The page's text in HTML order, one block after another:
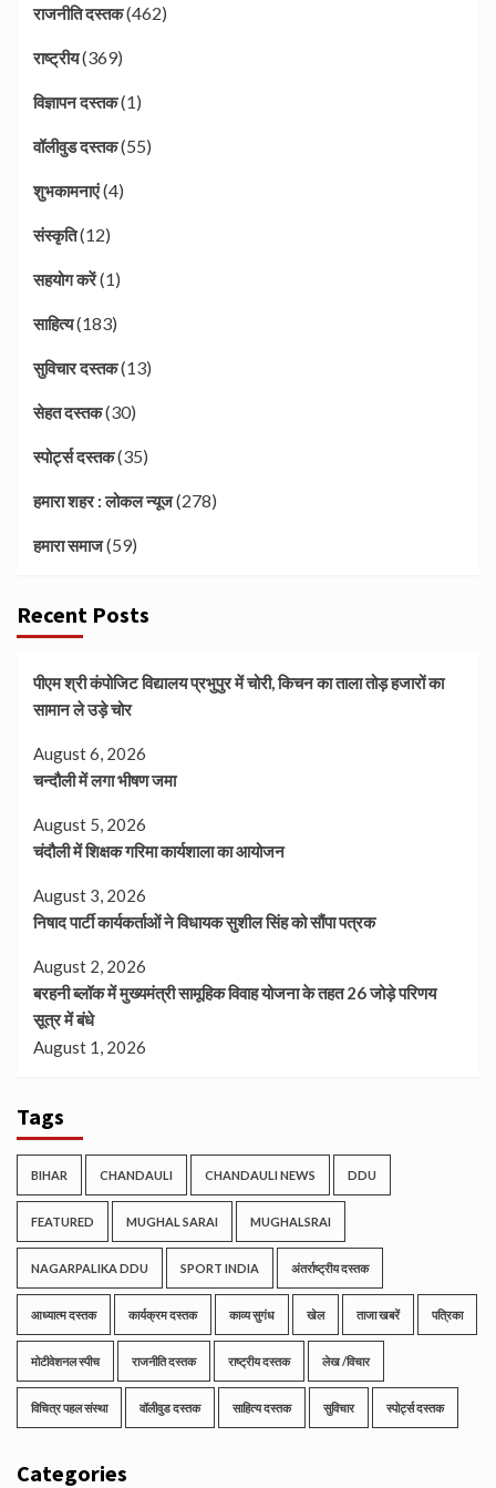
राजनीति दस्तक(462)
राष्ट्रीय(369)
विज्ञापन दस्तक(1)
वॉलीवुड दस्तक(55)
शुभकामनाएं(4)
संस्कृति(12)
सहयोग करें(1)
साहित्य(183)
सुविचार दस्तक(13)
सेहत दस्तक(30)
स्पोर्ट्स दस्तक(35)
हमारा शहर : लोकल न्यूज(278)
हमारा समाज(59)
Recent Posts
पीएम श्री कंपोजिट विद्यालय प्रभुपुर में चोरी, किचन का ताला तोड़ हजारों का
सामान ले उड़े चोर
August 6, 2026
चन्दौली में लगा भीषण जमा
August 5, 2026
चंदौली में शिक्षक गरिमा कार्यशाला का आयोजन
August 3, 2026
निषाद पार्टी कार्यकर्ताओं ने विधायक सुशील सिंह को सौंपा पत्रक
August 2, 2026
बरहनी ब्लॉक में मुख्यमंत्री सामूहिक विवाह योजना के तहत 26 जोड़े परिणय
सूत्र में बंधे
August 1, 2026
Tags
BIHAR CHANDAULI CHANDAULI NEWS DDU
FEATURED MUGHAL SARAI MUGHALSRAI
NAGARPALIKA DDU SPORT INDIA अंतर्राष्ट्रीय दस्तक
आध्यात्म दस्तक कार्यक्रम दस्तक काव्य सुगंध खेल ताजा खबरें पत्रिका
मोटीवेशनल स्पीच राजनीति दस्तक राष्ट्रीय दस्तक लेख /विचार
विचित्र पहल संस्था वॉलीवुड दस्तक साहित्य दस्तक सुविचार स्पोर्ट्स दस्तक
Categories